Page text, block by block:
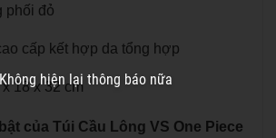
phối đỏ
cấp kết hợp da tổng hợp
18 x 32 cm
của Túi Cầu Lông VS One Piece
Không hiện lại thông báo nữa